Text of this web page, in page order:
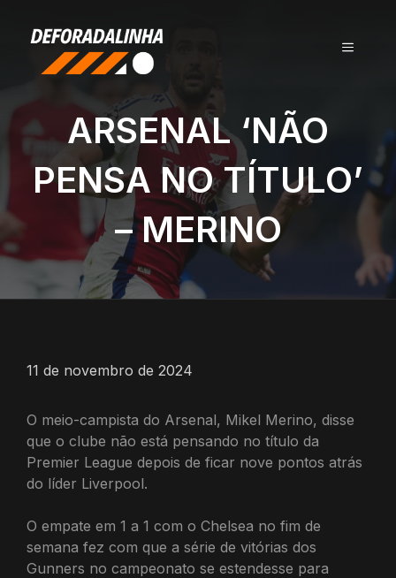
conteúdo
MENU
ARSENAL ‘NÃO
PENSA NO TÍTULO’
– MERINO
11 de novembro de 2024
O meio-campista do Arsenal, Mikel Merino, disse
que o clube não está pensando no título da
Premier League depois de ficar nove pontos atrás
do líder Liverpool.
O empate em 1 a 1 com o Chelsea no fim de
semana fez com que a série de vitórias dos
Gunners no campeonato se estendesse para